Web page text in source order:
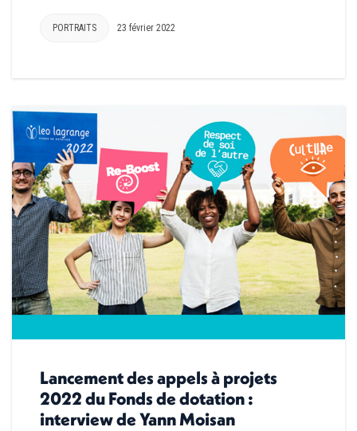
PORTRAITS 23 février 2022
Lancement des appels à projets
2022 du Fonds de dotation :
interview de Yann Moisan